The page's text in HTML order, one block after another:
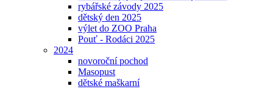
rybářské závody 2025
dětský den 2025
výlet do ZOO Praha
Pouť - Rodáci 2025
2024
novoroční pochod
Masopust
dětské maškarní